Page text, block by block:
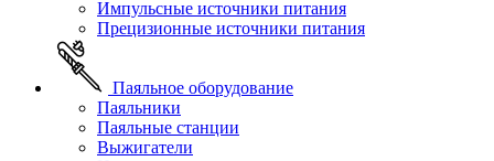
Импульсные источники питания
Прецизионные источники питания
Паяльное оборудование
Паяльники
Паяльные станции
Выжигатели